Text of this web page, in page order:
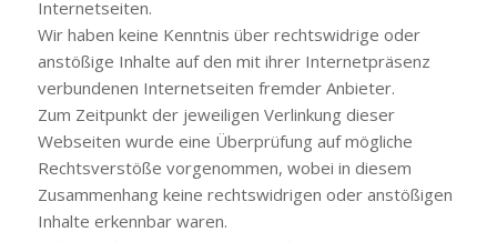
Internetseiten.
Wir haben keine Kenntnis über rechtswidrige oder
anstößige Inhalte auf den mit ihrer Internetpräsenz
verbundenen Internetseiten fremder Anbieter.
Zum Zeitpunkt der jeweiligen Verlinkung dieser
Webseiten wurde eine Überprüfung auf mögliche
Rechtsverstöße vorgenommen, wobei in diesem
Zusammenhang keine rechtswidrigen oder anstößigen
Inhalte erkennbar waren.